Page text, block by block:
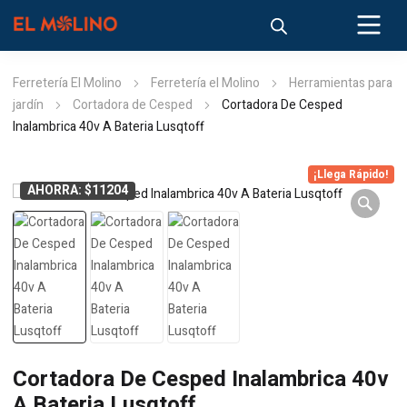
Ferretería El Molino Ferretería el Molino
Herramientas para
jardín
Cortadora de Cesped
Cortadora De Cesped
Inalambrica 40v A Bateria Lusqtoff
AHORRA: $11204
¡Llega Rápido!
Cortadora De Cesped Inalambrica 40v